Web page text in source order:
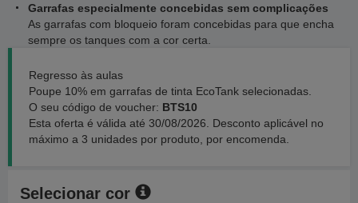
Garrafas especialmente concebidas sem complicações
As garrafas com bloqueio foram concebidas para que encha
sempre os tanques com a cor certa.
Regresso às aulas
Poupe 10% em garrafas de tinta EcoTank selecionadas.
O seu código de voucher: BTS10
Esta oferta é válida até 30/08/2026. Desconto aplicável no
máximo a 3 unidades por produto, por encomenda.
Selecionar cor